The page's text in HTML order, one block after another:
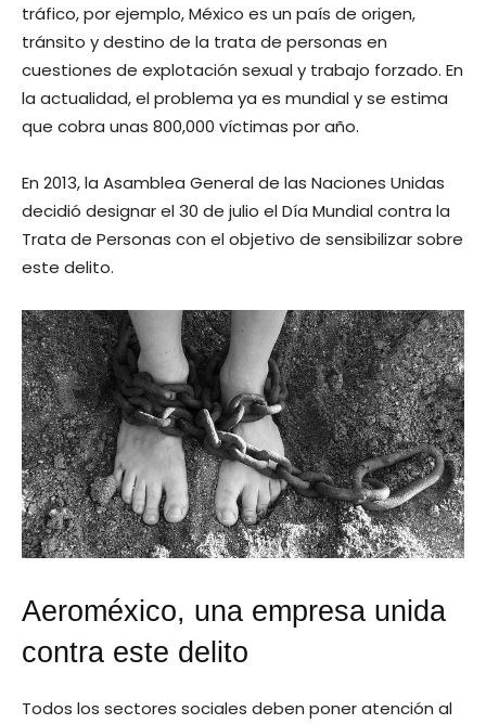
tráfico, por ejemplo, México es un país de origen,
tránsito y destino de la trata de personas en
cuestiones de explotación sexual y trabajo forzado. En
la actualidad, el problema ya es mundial y se estima
que cobra unas 800,000 víctimas por año.
En 2013, la Asamblea General de las Naciones Unidas
decidió designar el 30 de julio el Día Mundial contra la
Trata de Personas con el objetivo de sensibilizar sobre
este delito.
Aeroméxico, una empresa unida
contra este delito
Todos los sectores sociales deben poner atención al